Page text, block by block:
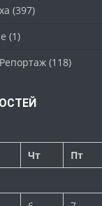
(397)
(1)
(118)
Чт Пт